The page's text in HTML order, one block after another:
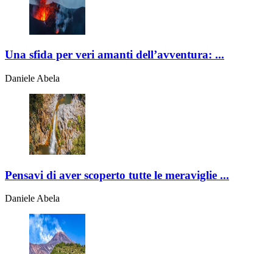
Una sfida per veri amanti dell’avventura: ...
Daniele Abela
Pensavi di aver scoperto tutte le meraviglie ...
Daniele Abela